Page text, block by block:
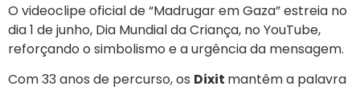
O videoclipe oficial de “Madrugar em Gaza” estreia no
dia 1 de junho, Dia Mundial da Criança, no YouTube,
reforçando o simbolismo e a urgência da mensagem.
Com 33 anos de percurso, os Dixit mantêm a palavra